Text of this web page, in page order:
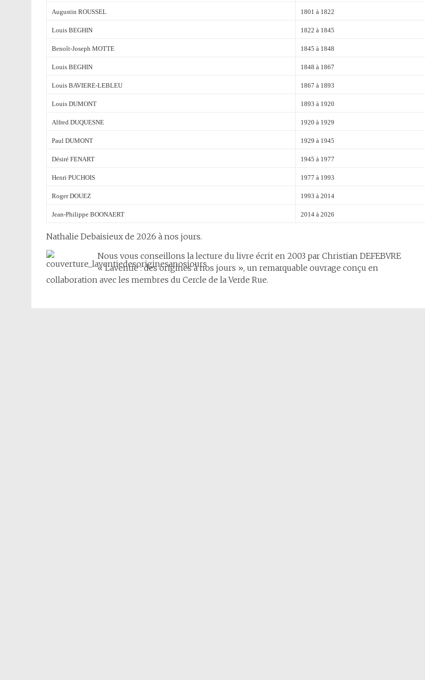
Augustin ROUSSEL 1801 à 1822
Louis BEGHIN 1822 à 1845
Benoît-Joseph MOTTE 1845 à 1848
Louis BEGHIN 1848 à 1867
Louis BAVIERE-LEBLEU 1867 à 1893
Louis DUMONT 1893 à 1920
Alfred DUQUESNE 1920 à 1929
Paul DUMONT 1929 à 1945
Désiré FENART 1945 à 1977
Henri PUCHOIS 1977 à 1993
Roger DOUEZ 1993 à 2014
Jean-Philippe BOONAERT 2014 à 2026
Nathalie Debaisieux de 2026 à nos jours.
Nous vous conseillons la lecture du livre écrit en 2003 par Christian DEFEBVRE
« Laventie : des origines à nos jours », un remarquable ouvrage conçu en
collaboration avec les membres du Cercle de la Verde Rue.